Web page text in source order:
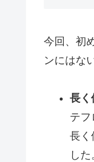
今回、初
ンにはな
長く
テフ
長く
した